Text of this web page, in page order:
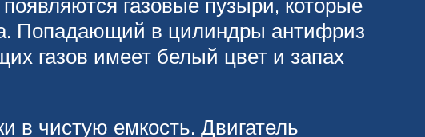
Попадающий в цилиндры антифриз
газов имеет белый цвет и запах
в чистую емкость. Двигатель